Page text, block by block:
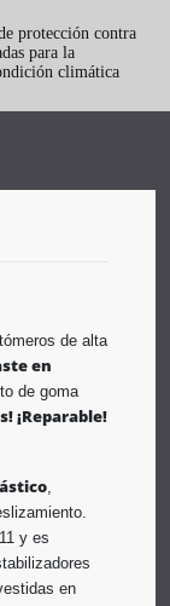
protección contra
para la
climática
de alta
en
de goma
¡Reparable!
y es
en